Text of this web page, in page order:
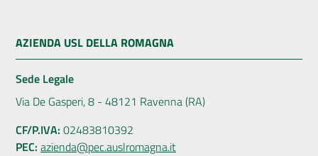
AZIENDA USL DELLA ROMAGNA
Sede Legale
Via De Gasperi, 8 - 48121 Ravenna (RA)
CF/P.IVA: 02483810392
PEC: azienda@pec.auslromagna.it